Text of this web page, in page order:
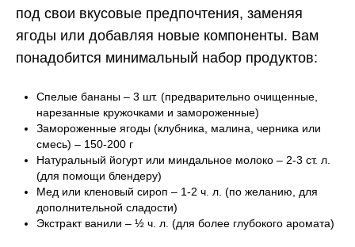
под свои вкусовые предпочтения, заменяя
ягоды или добавляя новые компоненты. Вам
понадобится минимальный набор продуктов:
Спелые бананы – 3 шт. (предварительно очищенные,
нарезанные кружочками и замороженные)
Замороженные ягоды (клубника, малина, черника или
смесь) – 150-200 г
Натуральный йогурт или миндальное молоко – 2-3 ст. л.
(для помощи блендеру)
Мед или кленовый сироп – 1-2 ч. л. (по желанию, для
дополнительной сладости)
Экстракт ванили – ½ ч. л. (для более глубокого аромата)